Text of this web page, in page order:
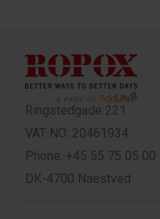
Ringstedgade 221
VAT NO: 20461934
Phone: +45 55 75 05 00
DK-4700 Naestved